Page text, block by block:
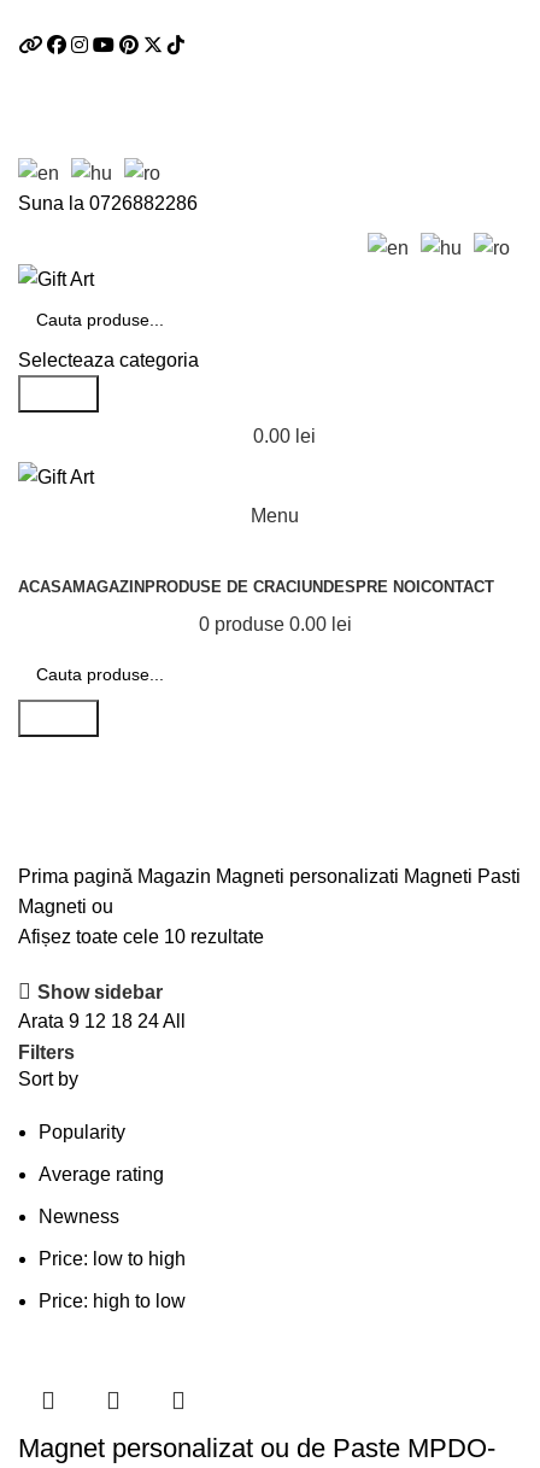
Suna la 0726882286
Selecteaza categoria
0.00 lei
Menu
ACASAMAGAZIN PRODUSE DE CRACIUN DESPRE NOI CONTACT
0 produse 0.00 lei
Prima pagină Magazin Magneti personalizati Magneti Pasti
Magneti ou
Afișez toate cele 10 rezultate
Show sidebar
Arata 9 12 18 24All
Filters
Sort by
Popularity
Average rating
Newness
Price: low to high
Price: high to low
Magnet personalizat ou de Paste MPDO-